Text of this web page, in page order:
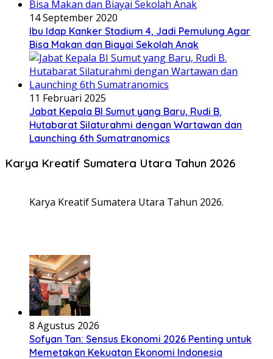
14 September 2020
Ibu Idap Kanker Stadium 4, Jadi Pemulung Agar
Bisa Makan dan Biayai Sekolah Anak
11 Februari 2025
Jabat Kepala BI Sumut yang Baru, Rudi B.
Hutabarat Silaturahmi dengan Wartawan dan
Launching 6th Sumatranomics
Karya Kreatif Sumatera Utara Tahun 2026
Karya Kreatif Sumatera Utara Tahun 2026.
8 Agustus 2026
Sofyan Tan: Sensus Ekonomi 2026 Penting untuk
Memetakan Kekuatan Ekonomi Indonesia